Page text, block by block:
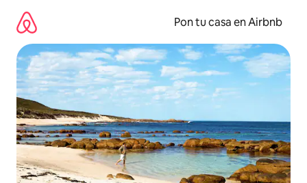
contenido
Pon tu casa en Airbnb